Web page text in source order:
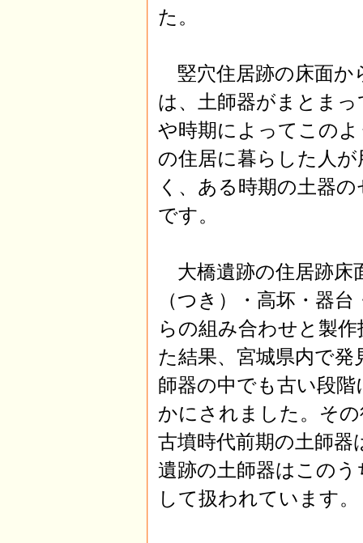
た。
竪穴住居跡の床面か
は、土師器がまとま
や時期によってこの
の住居に暮らした人
く、ある時期の土器
です。
大橋遺跡の住居跡床
（つき）・高坏・器
らの組み合わせと製
た結果、宮城県内で
師器の中でも古い段
かにされました。そ
古墳時代前期の土師
遺跡の土師器はこの
して扱われています。